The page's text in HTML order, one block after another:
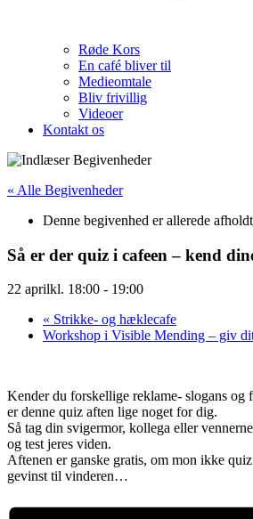
Røde Kors
En café bliver til
Medieomtale
Bliv frivillig
Videoer
Kontakt os
« Alle Begivenheder
Denne begivenhed er allerede
Så er der quiz i cafeen – kend
22 aprilkl. 18:00 - 19:00
« Strikke- og hæklecafe
Workshop i Visible Mending – giv
Kender du forskellige reklame- slogans og
er denne quiz aften lige noget for dig.
Så tag din svigermor, kollega eller
og test jeres viden.
Aftenen er ganske gratis, om mon ikke
gevinst til vinderen…